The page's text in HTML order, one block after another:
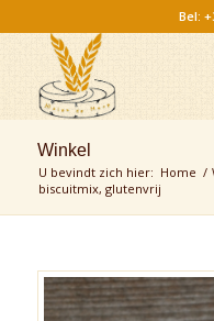
Bel:
Winkel
U bevindt zich hier: Home /
biscuitmix, glutenvrij